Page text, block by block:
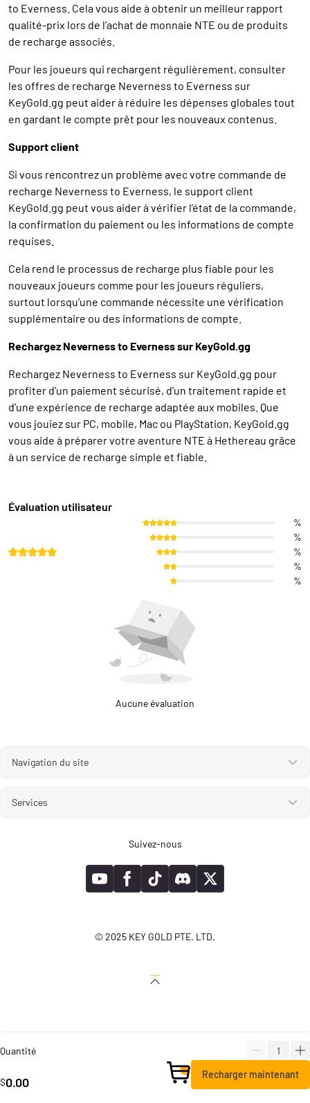
to Everness. Cela vous aide à obtenir un meilleur rapport
qualité-prix lors de l’achat de monnaie NTE ou de produits
de recharge associés.
Pour les joueurs qui rechargent régulièrement, consulter
les offres de recharge Neverness to Everness sur
KeyGold.gg peut aider à réduire les dépenses globales tout
en gardant le compte prêt pour les nouveaux contenus.
Support client
Si vous rencontrez un problème avec votre commande de
recharge Neverness to Everness, le support client
KeyGold.gg peut vous aider à vérifier l’état de la commande,
la confirmation du paiement ou les informations de compte
requises.
Cela rend le processus de recharge plus fiable pour les
nouveaux joueurs comme pour les joueurs réguliers,
surtout lorsqu’une commande nécessite une vérification
supplémentaire ou des informations de compte.
Rechargez Neverness to Everness sur KeyGold.gg
Rechargez Neverness to Everness sur KeyGold.gg pour
profiter d’un paiement sécurisé, d’un traitement rapide et
d’une expérience de recharge adaptée aux mobiles. Que
vous jouiez sur PC, mobile, Mac ou PlayStation, KeyGold.gg
vous aide à préparer votre aventure NTE à Hethereau grâce
à un service de recharge simple et fiable.
Évaluation utilisateur
%
%
%
%
%
Aucune évaluation
Navigation du site
Services
Suivez-nous
© 2025 KEY GOLD PTE. LTD.
Quantité
$0.00 Recharger maintenant